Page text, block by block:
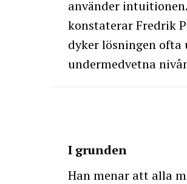
använder
konstaterar Fredrik
dyker lösningen
undermedvetna
I grunden
Han menar att alla